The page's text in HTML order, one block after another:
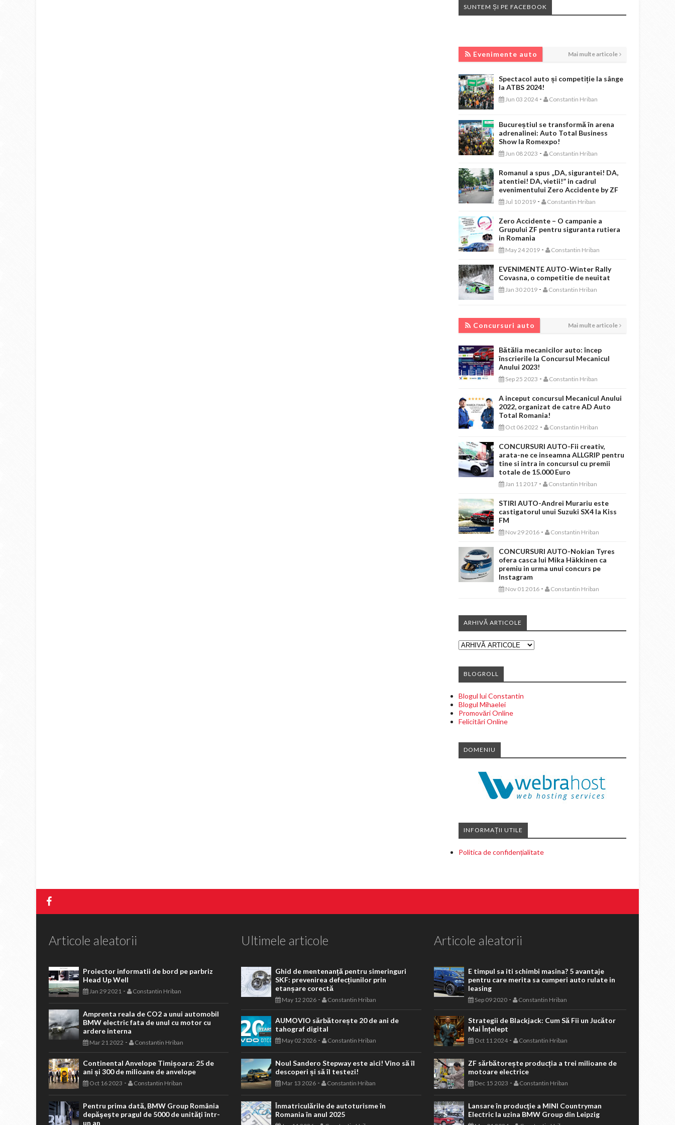
SUNTEM ȘI PE FACEBOOK
Evenimente auto Mai multe articole
Spectacol auto și competiție la sânge
la ATBS 2024!
Jun 03 2024 - Constantin Hriban
Bucureștiul se transformă în arena
adrenalinei: Auto Total Business
Show la Romexpo!
Jun 08 2023 - Constantin Hriban
Romanul a spus „DA, sigurantei! DA,
atentiei! DA, vietii!” in cadrul
evenimentului Zero Accidente by ZF
Jul 10 2019 - Constantin Hriban
Zero Accidente – O campanie a
Grupului ZF pentru siguranta rutiera
in Romania
May 24 2019 - Constantin Hriban
EVENIMENTE AUTO-Winter Rally
Covasna, o competitie de neuitat
Jan 30 2019 - Constantin Hriban
Concursuri auto Mai multe articole
Bătălia mecanicilor auto: încep
înscrierile la Concursul Mecanicul
Anului 2023!
Sep 25 2023 - Constantin Hriban
A inceput concursul Mecanicul Anului
2022, organizat de catre AD Auto
Total Romania!
Oct 06 2022 - Constantin Hriban
CONCURSURI AUTO-Fii creativ,
arata-ne ce inseamna ALLGRIP pentru
tine si intra in concursul cu premii
totale de 15.000 Euro
Jan 11 2017 - Constantin Hriban
STIRI AUTO-Andrei Murariu este
castigatorul unui Suzuki SX4 la Kiss
FM
Nov 29 2016 - Constantin Hriban
CONCURSURI AUTO-Nokian Tyres
ofera casca lui Mika Häkkinen ca
premiu in urma unui concurs pe
Instagram
Nov 01 2016 - Constantin Hriban
ARHIVĂ ARTICOLE
BLOGROLL
Blogul lui Constantin
Blogul Mihaelei
Promovări Online
Felicitări Online
DOMENIU
INFORMAȚII UTILE
Politica de confidențialitate
Articole aleatorii
Proiector informatii de bord pe parbriz
Head Up Well
Jan 29 2021 - Constantin Hriban
Amprenta reala de CO2 a unui automobil
BMW electric fata de unul cu motor cu
ardere interna
Mar 21 2022 - Constantin Hriban
Continental Anvelope Timișoara: 25 de
ani și 300 de milioane de anvelope
Oct 16 2023 - Constantin Hriban
Pentru prima dată, BMW Group România
depăşeşte pragul de 5000 de unităţi într-
un an
Ultimele articole
Ghid de mentenanță pentru simeringuri
SKF: prevenirea defecțiunilor prin
etanșare corectă
May 12 2026 - Constantin Hriban
AUMOVIO sărbătorește 20 de ani de
tahograf digital
May 02 2026 - Constantin Hriban
Noul Sandero Stepway este aici! Vino să îl
descoperi și să îl testezi!
Mar 13 2026 - Constantin Hriban
Înmatriculările de autoturisme în
Romania în anul 2025
Articole aleatorii
E timpul sa iti schimbi masina? 5 avantaje
pentru care merita sa cumperi auto rulate in
leasing
Sep 09 2020- Constantin Hriban
Strategii de Blackjack: Cum Să Fii un Jucător
Mai Înțelept
Oct 11 2024- Constantin Hriban
ZF sărbătorește producția a trei milioane de
motoare electrice
Dec 15 2023 - Constantin Hriban
Lansare în producţie a MINI Countryman
Electric la uzina BMW Group din Leipzig